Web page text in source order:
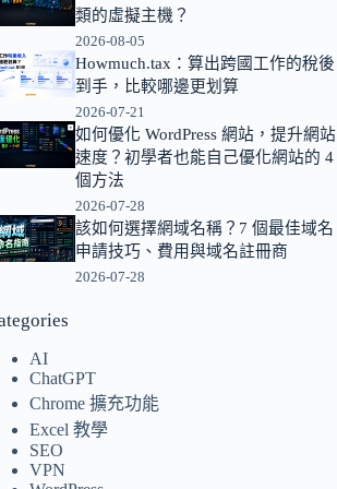
類的虛擬主機？
2026-08-05
Howmuch.tax：算出跨國工作的稅後
到手，比較哪邊更划算
2026-07-21
如何優化 WordPress 網站，提升網站
速度？初學者也能自己優化網站的 4
個方法
2026-07-28
該如何選擇網域名稱？7 個最佳域名
申請技巧、費用與域名註冊商
2026-07-28
AI
ChatGPT
Chrome 擴充功能
Excel 教學
SEO
VPN